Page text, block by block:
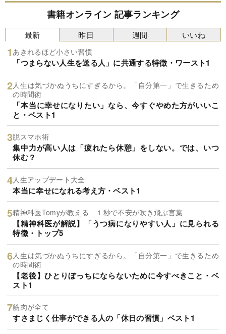
書籍オンライン 記事ランキング
最新
あきれるほど小さい習慣
「つまらない人生を送る人」に共通する特徴・ワースト1
人生は気づかぬうちにすぎるから。「自分第一」で生きるため
の時間術
「本当に幸せになりたい」なら、今すぐやめた方がいいこ
と・ベスト1
脱スマホ術
集中力が高い人は「疲れたら休憩」をしない。では、いつ
休む？
人生アップデート大全
本当に幸せになれる考え方・ベスト1
精神科医Tomyが教える １秒で不安が吹き飛ぶ言葉
【精神科医が解説】「うつ病になりやすい人」に見られる
特徴・トップ5
人生は気づかぬうちにすぎるから。「自分第一」で生きるため
の時間術
【老後】ひとりぼっちにならないために今すべきこと・ベ
スト1
筋肉が全て
すさまじく仕事ができる人の「休日の習慣」ベスト1
昨日 週間 いいね